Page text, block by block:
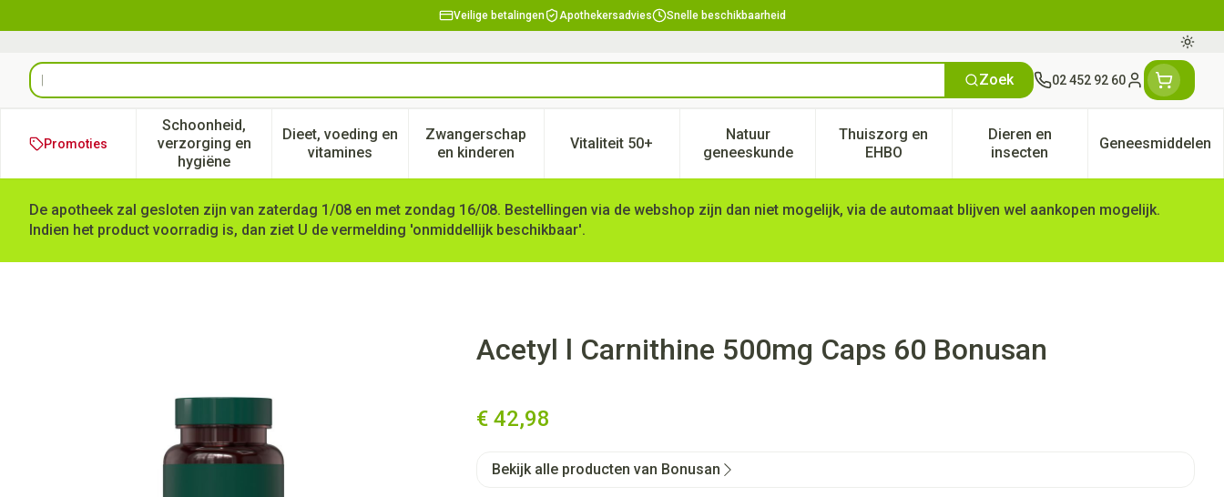
Veilige betalingen Apothekersadvies Snelle beschikbaarheid
Product, merk, categorie... Zoek 02 452 92 60
Klant menu
Promoties
Schoonheid,
verzorging en
hygiëne
Toon submenu voor Schoonheid, verzorging en hygiëne categorie
Dieet, voeding en
vitaminesToon submenu voor Dieet, voeding en vitamines categorie
Zwangerschap
en kinderenToon submenu voor Zwangerschap en kinderen categorie
Vitaliteit 50+Toon submenu voor Vitaliteit 50+ categorie
Natuur
geneeskunde
Toon submenu voor Natuur geneeskunde categorie
Thuiszorg en
EHBOToon submenu voor Thuiszorg en EHBO categorie
Dieren en
insectenToon submenu voor Dieren
Geneesmiddelen
Toon
De apotheek zal gesloten zijn van zaterdag 1/08 en met zondag 16/08. Bestellingen via de webshop zijn dan niet mogelijk, via de automaat blijven wel aankopen mogelijk.
Indien het product voorradig is, dan ziet U de vermelding 'onmiddellijk beschikbaar'.
Acetyl l Carnithine 500mg Caps 60 BonusanAcetyl l Carnithine 500mg Caps 60 Bonusan
€ 42,98
Bekijk alle producten van Bonusan